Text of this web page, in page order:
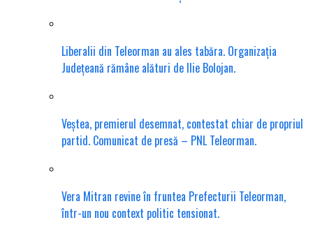
Liberalii din Teleorman au ales tabăra. Organizația
Județeană rămâne alături de Ilie Bolojan.
Veștea, premierul desemnat, contestat chiar de propriul
partid. Comunicat de presă – PNL Teleorman.
Vera Mitran revine în fruntea Prefecturii Teleorman,
într-un nou context politic tensionat.